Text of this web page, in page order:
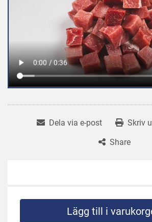
Dela via e-post
Skriv
Share
Lägg till i